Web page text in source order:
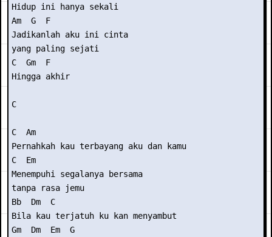
Hidup ini hanya sekali
Am  G  F
Jadikanlah aku ini cinta
yang paling sejati
C  Gm  F
Hingga akhir
C
C  Am
Pernahkah kau terbayang aku dan kamu
C  Em
Menempuhi segalanya bersama
tanpa rasa jemu
Bb  Dm  C
Bila kau terjatuh ku kan menyambut
Gm  Dm  Em  G